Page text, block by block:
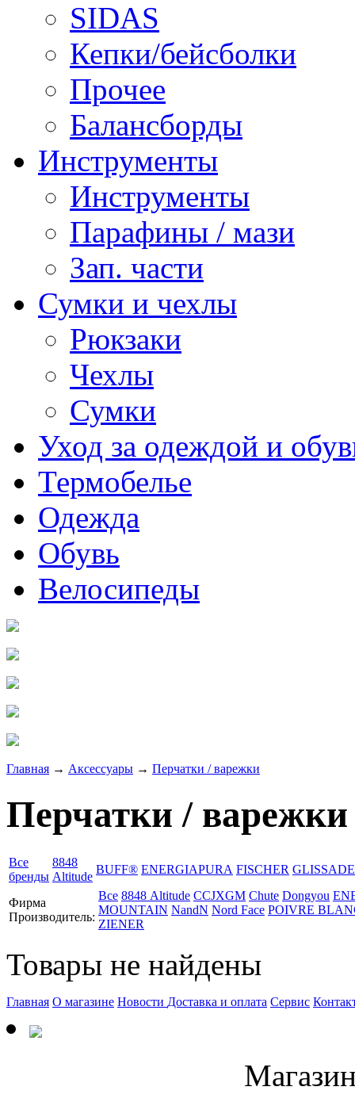
SIDAS
Кепки/бейсболки
Прочее
Балансборды
Инструменты
Инструменты
Парафины / мази
Зап. части
Сумки и чехлы
Рюкзаки
Чехлы
Сумки
Уход за одеждой и
Термобелье
Одежда
Обувь
Велосипеды
Главная → Аксессуары → Перчатки / варежки
Перчатки / варежки
Все
бренды
8848
Altitude
BUFF® ENERGIAPURA FISCHER GLISSADE
Фирма
Производитель:
Все 8848 Altitude CCJXGM Chute Dongyou
MOUNTAIN NandN Nord Face POIVRE
ZIENER
Товары не найдены
Главная О магазине Новости Доставка и оплата Сервис